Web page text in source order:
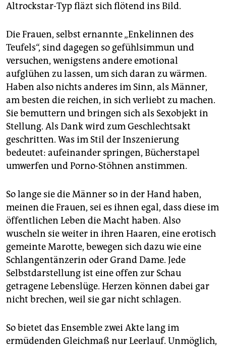
Altrockstar-Typ fläzt sich flötend ins Bild.
Die Frauen, selbst ernannte „Enkelinnen des
Teufels“, sind dagegen so gefühlsimmun und
versuchen, wenigstens andere emotional
aufglühen zu lassen, um sich daran zu wärmen.
Haben also nichts anderes im Sinn, als Männer,
am besten die reichen, in sich verliebt zu machen.
Sie bemuttern und bringen sich als Sexobjekt in
Stellung. Als Dank wird zum Geschlechtsakt
geschritten. Was im Stil der Inszenierung
bedeutet: aufeinander springen, Bücherstapel
umwerfen und Porno-Stöhnen anstimmen.
So lange sie die Männer so in der Hand haben,
meinen die Frauen, sei es ihnen egal, dass diese im
öffentlichen Leben die Macht haben. Also
wuscheln sie weiter in ihren Haaren, eine erotisch
gemeinte Marotte, bewegen sich dazu wie eine
Schlangentänzerin oder Grand Dame. Jede
Selbstdarstellung ist eine offen zur Schau
getragene Lebenslüge. Herzen können dabei gar
nicht brechen, weil sie gar nicht schlagen.
So bietet das Ensemble zwei Akte lang im
ermüdenden Gleichmaß nur Leerlauf. Unmöglich,